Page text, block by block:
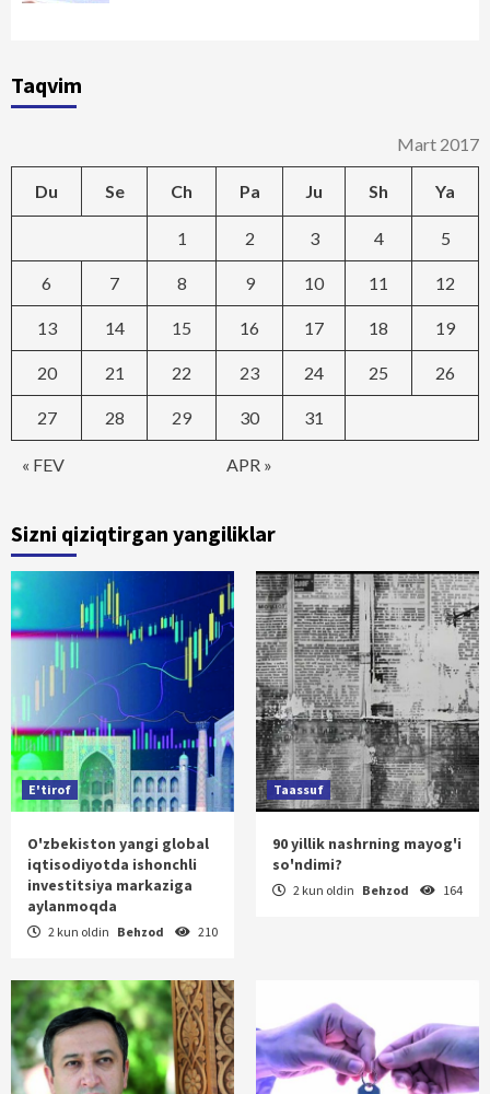
Taqvim
Mart 2017
Du Se Ch Pa Ju Sh Ya
« FEV APR »
1 2 3 4 5
6 7 8 9 10 11 12
13 14 15 16 17 18 19
20 21 22 23 24 25 26
27 28 29 30 31
Sizni qiziqtirgan yangiliklar
E'tirof
O'zbekiston yangi global
iqtisodiyotda ishonchli
investitsiya markaziga
aylanmoqda
2 kun oldin Behzod 210
Taassuf
90 yillik nashrning mayog'i
so'ndimi?
2 kun oldin Behzod 164